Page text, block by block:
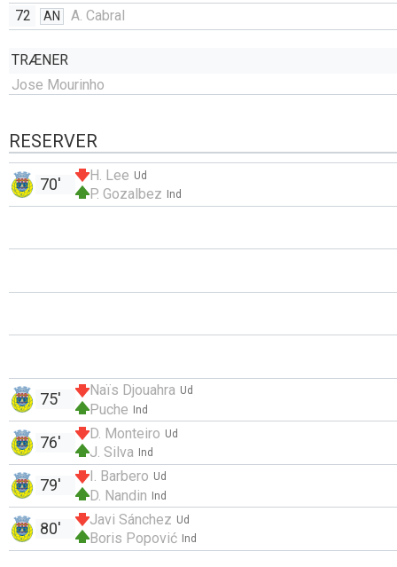
72
AN A. Cabral
TRÆNER
Jose Mourinho
RESERVER
Ud
H. Lee
Ind
P. Gozalbez
70'
Ud
Naïs Djouahra
Ind
Puche
75'
Ud
D. Monteiro
Ind
J. Silva
76'
Ud
I. Barbero
Ind
D. Nandin
79'
Ud
Javi Sánchez
Ind
Boris Popović
80'